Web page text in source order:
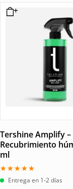
original
era:
actual
es:
Tershine Amplify –
Recubrimiento
ml
Valorado
conEntrega en 1-2 días